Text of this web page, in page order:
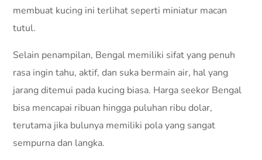
membuat kucing ini terlihat seperti miniatur macan
tutul.
Selain penampilan, Bengal memiliki sifat yang penuh
rasa ingin tahu, aktif, dan suka bermain air, hal yang
jarang ditemui pada kucing biasa. Harga seekor Bengal
bisa mencapai ribuan hingga puluhan ribu dolar,
terutama jika bulunya memiliki pola yang sangat
sempurna dan langka.